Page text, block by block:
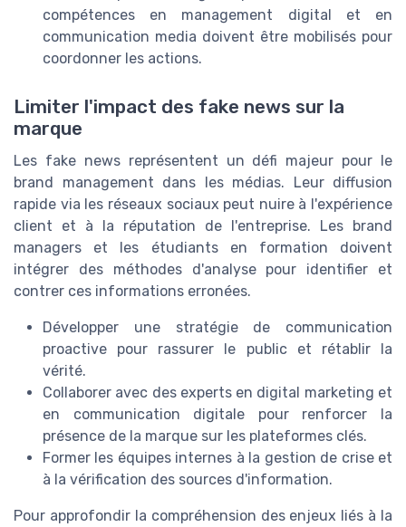
compétences en management digital et en
communication media doivent être mobilisés pour
coordonner les actions.
Limiter l'impact des fake news sur la
marque
Les fake news représentent un défi majeur pour le
brand management dans les médias. Leur diffusion
rapide via les réseaux sociaux peut nuire à l'expérience
client et à la réputation de l'entreprise. Les brand
managers et les étudiants en formation doivent
intégrer des méthodes d'analyse pour identifier et
contrer ces informations erronées.
Développer une stratégie de communication
proactive pour rassurer le public et rétablir la
vérité.
Collaborer avec des experts en digital marketing et
en communication digitale pour renforcer la
présence de la marque sur les plateformes clés.
Former les équipes internes à la gestion de crise et
à la vérification des sources d'information.
Pour approfondir la compréhension des enjeux liés à la